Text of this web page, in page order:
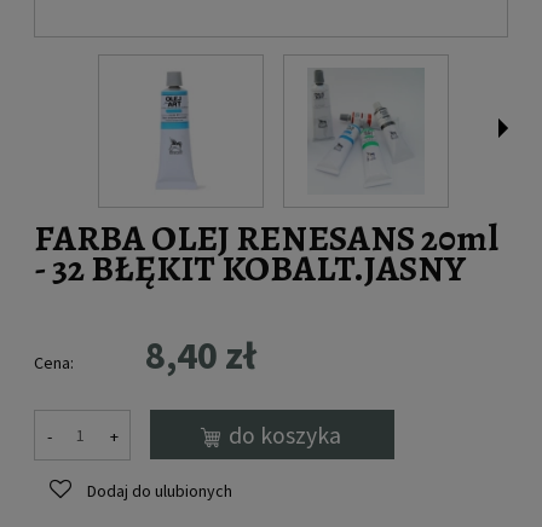
FARBA OLEJ RENESANS 20ml
- 32 BŁĘKIT KOBALT.JASNY
Cena: 8,40 zł
- + do koszyka
Dodaj do ulubionych